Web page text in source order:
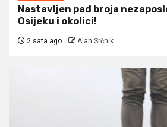
Nastavljen pad broja
Osijeku i okolici!
2 sata ago Alan Srčnik